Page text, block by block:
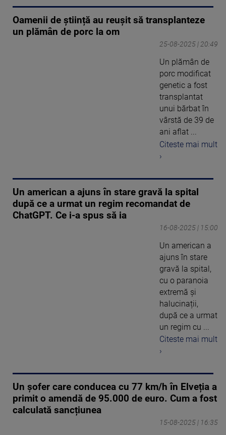
Oamenii de știință au reușit să transplanteze
un plămân de porc la om
25-08-2025 | 20:49
Un plămân de
porc modificat
genetic a fost
transplantat
unui bărbat în
vârstă de 39 de
ani aflat ...
Citeste mai mult
›
Un american a ajuns în stare gravă la spital
după ce a urmat un regim recomandat de
ChatGPT. Ce i-a spus să ia
16-08-2025 | 15:00
Un american a
ajuns în stare
gravă la spital,
cu o paranoia
extremă și
halucinații,
după ce a urmat
un regim cu ...
Citeste mai mult
›
Un șofer care conducea cu 77 km/h în Elveția a
primit o amendă de 95.000 de euro. Cum a fost
calculată sancțiunea
15-08-2025 | 16:35